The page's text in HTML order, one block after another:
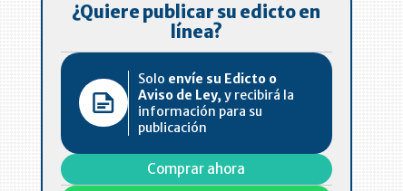
¿Quiere publicar su edicto en
línea?
Solo envíe su Edicto o
Aviso de Ley, y recibirá la
información para su
publicación
Comprar ahora